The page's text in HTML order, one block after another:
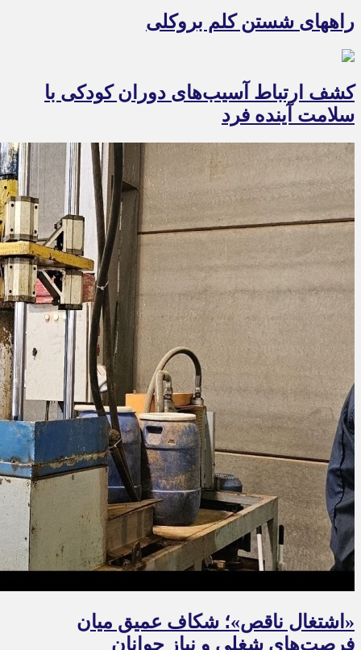
راههای شستن کلم بروکلی
کشف ارتباط آسیب‌های دوران کودکی با
سلامت آینده فرد
«اشتغال ناقص»؛ شکاف عمیق میان
فرصت‌های شغلی و نیاز جوانان